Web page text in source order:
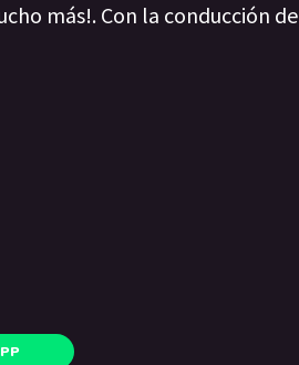
más!. Con la conducción de